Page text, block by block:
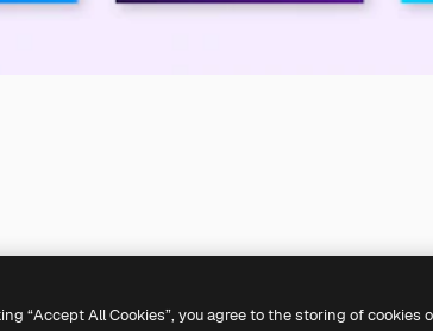
“Accept All Cookies”, you agree to the storing of cookies